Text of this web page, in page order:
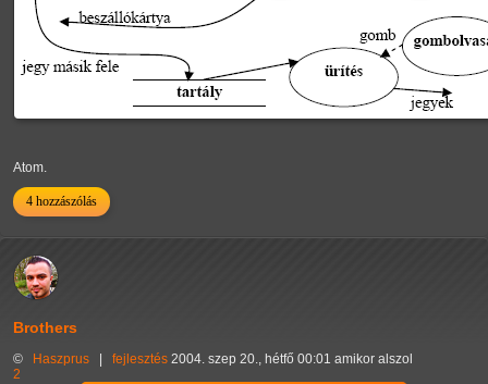
Atom.
4 hozzászólás
Brothers
© Haszprus | fejlesztés 2004. szep 20., hétfő 00:01 amikor alszol
2